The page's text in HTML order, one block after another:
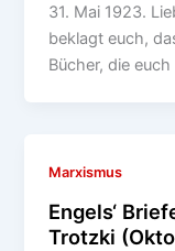
31. Mai 1923.
beklagt euch,
Bücher, die
Marxismus
Engels‘
Trotzki